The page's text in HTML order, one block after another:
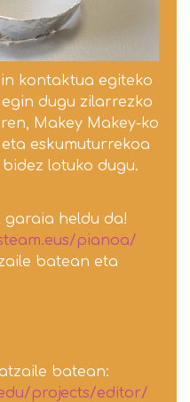
kontaktua egiteko
dugu zilarrezko
Makey Makey-ko
eskumuturrekoa
lotuko dugu.
heldu da!
pianoa/
batean eta
batean:
projects/editor/